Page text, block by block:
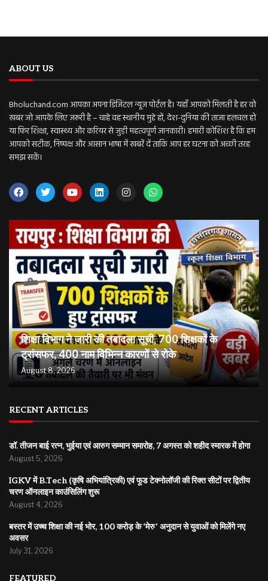
ABOUT US
Bholuchand.com आपका अपना डिजिटल न्यूज़ पोर्टल है। यहाँ आपको मिलती है हर वो
खबर जो आपके लिए ज़रूरी है – चाहे वह स्थानीय मुद्दे हों, देश-दुनिया की ताज़ा हलचल हो
या फिर शिक्षा, स्वास्थ्य और करियर से जुड़ी महत्वपूर्ण जानकारी। हमारी कोशिश है कि हम
आपको सटीक, निष्पक्ष और आसान भाषा में खबरें दें ताकि आप हर घटना को अच्छी तरह
समझ सकें।
शिक्षा विभाग ने जारी की तबादला सूची, 700 शिक्षकों के
ट्रांसफर, 400 नाम विभिन्न कारणों से रोके
August 8, 2026
RECENT ARTICLES
डॉ. तीजन बाई रत्न, भुईया एवं आरुग सम्मान समारोह, 7 अगस्त को शहीद स्मारक में होगा
August 5, 2026
IGKV में B.Tech (कृषि अभियांत्रिकी) एवं फूड टेक्नोलॉजी की रिक्त सीटों पर द्वितीय
चरण ऑनलाइन काउंसिलिंग शुरू
August 4, 2026
बस्तर में उच्च शिक्षा की नई भोर, 100 करोड़ के ‘मेरु’ अनुदान से युवाओं को मिलेंगे नए
अवसर
July 31, 2026
FEATURED